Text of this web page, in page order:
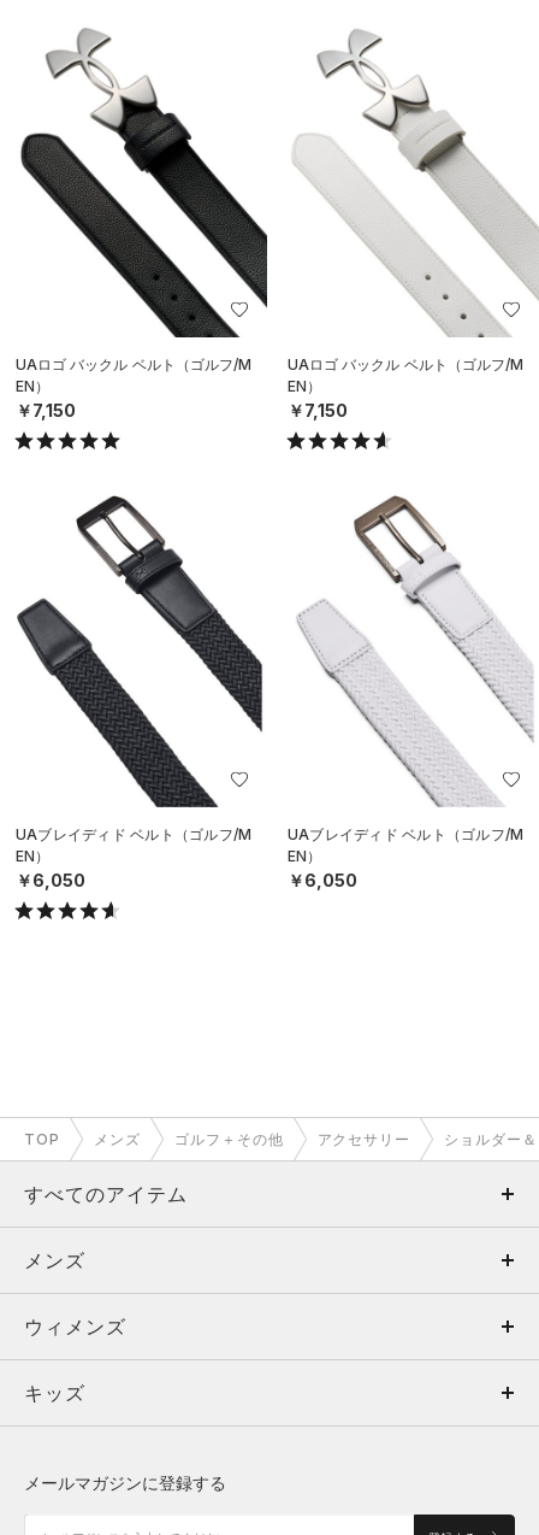
UAロゴ バックル ベルト（ゴルフ/M
EN）
￥7,150
UAロゴ バックル ベルト（ゴルフ/M
EN）
￥7,150
UAブレイディド ベルト（ゴルフ/M
EN）
￥6,050
UAブレイディド ベルト（ゴルフ/M
EN）
￥6,050
TOP メンズ ゴルフ＋その他 アクセサリー ショルダー
すべてのアイテム
メンズ
ウィメンズ
キッズ
メンズ
トップス
ボトムス
アクセサリー
ウィメンズ
トップス
シューズ
キッズ
メールマガジンに登録する